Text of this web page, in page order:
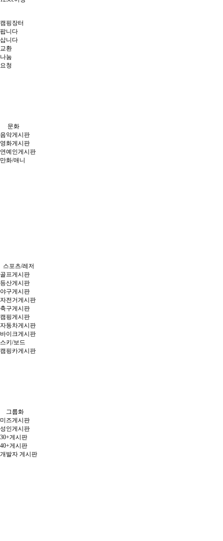
캠핑장터
팝니다
삽니다
교환
나눔
요청
문화
음악게시판
영화게시판
연예인게시판
만화/애니
스포츠/레저
골프게시판
등산게시판
야구게시판
자전거게시판
축구게시판
캠핑게시판
자동차게시판
바이크게시판
스키/보드
캠핑카게시판
그룹화
미즈게시판
성인게시판
30+게시판
40+게시판
개발자 게시판